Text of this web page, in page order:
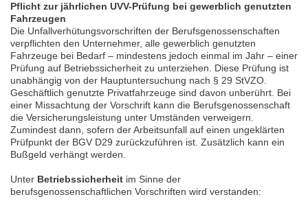
Pflicht zur jährlichen UVV-Prüfung bei gewerblich genutzten
Fahrzeugen
Die Unfallverhütungsvorschriften der Berufsgenossenschaften
verpflichten den Unternehmer, alle gewerblich genutzten
Fahrzeuge bei Bedarf – mindestens jedoch einmal im Jahr – einer
Prüfung auf Betriebssicherheit zu unterziehen. Diese Prüfung ist
unabhängig von der Hauptuntersuchung nach § 29 StVZO.
Geschäftlich genutzte Privatfahrzeuge sind davon unberührt. Bei
einer Missachtung der Vorschrift kann die Berufsgenossenschaft
die Versicherungsleistung unter Umständen verweigern.
Zumindest dann, sofern der Arbeitsunfall auf einen ungeklärten
Prüfpunkt der BGV D29 zurückzuführen ist. Zusätzlich kann ein
Bußgeld verhängt werden.
Unter Betriebssicherheit im Sinne der
berufsgenossenschaftlichen Vorschriften wird verstanden: